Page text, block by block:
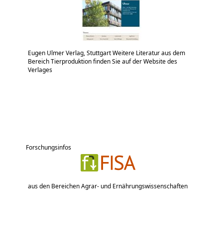
Eugen Ulmer Verlag, Stuttgart Weitere Literatur aus dem
Bereich Tierproduktion finden Sie auf der Website des
Verlages
Forschungsinfos
aus den Bereichen Agrar- und Ernährungswissenschaften